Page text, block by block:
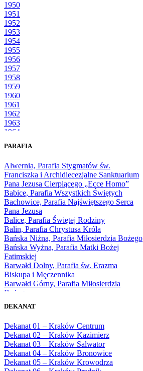
1950
1951
1952
1953
1954
1955
1956
1957
1958
1959
1960
1961
1962
1963
1964
1966
1968
1969
1970
1971
1972
1973
1974
1975
1976
1977
1978
1979
1980
1981
1983
1985
1986
1987
1988
1989
1990
PARAFIA
Alwernia, Parafia Stygmatów św.
Franciszka i Archidiecezjalne Sanktuarium
Pana Jezusa Cierpiącego „Ecce Homo”
Babice, Parafia Wszystkich Świętych
Bachowice, Parafia Najświętszego Serca
Pana Jezusa
Balice, Parafia Świętej Rodziny
Balin, Parafia Chrystusa Króla
Bańska Niżna, Parafia Miłosierdzia Bożego
Bańska Wyżna, Parafia Matki Bożej
Fatimskiej
Barwałd Dolny, Parafia św. Erazma
Biskupa i Męczennika
Barwałd Górny, Parafia Miłosierdzia
Bożego
Bęczarka, Parafia Matki Boskiej
Będkowice, Parafia Najświętszej Maryi
Panny Królowej
Białka Górna, Parafia Matki Bożej
Królowej Rodzin
Białka Tatrzańska, Parafia Świętych
DEKANAT
Dekanat 01 – Kraków Centrum
Dekanat 02 – Kraków Kazimierz
Dekanat 03 – Kraków Salwator
Dekanat 04 – Kraków Bronowice
Dekanat 05 – Kraków Krowodrza